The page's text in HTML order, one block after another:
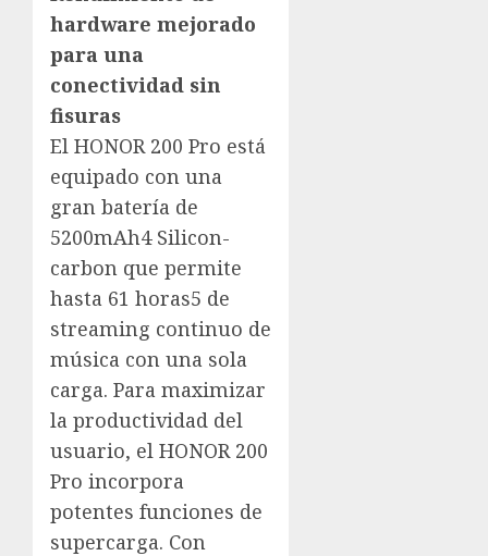
hardware mejorado
para una
conectividad sin
fisuras
El HONOR 200 Pro está
equipado con una
gran batería de
5200mAh4 Silicon-
carbon que permite
hasta 61 horas5 de
streaming continuo de
música con una sola
carga. Para maximizar
la productividad del
usuario, el HONOR 200
Pro incorpora
potentes funciones de
supercarga. Con